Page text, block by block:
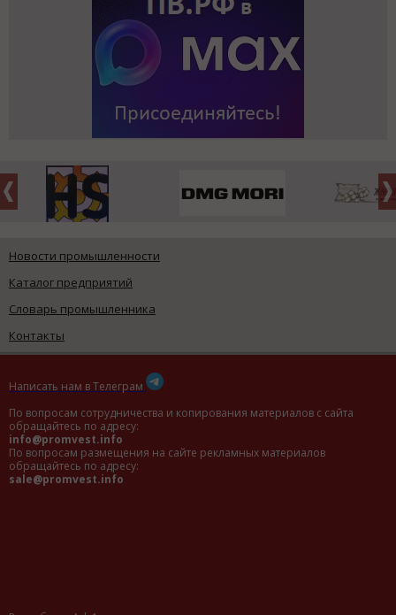
Новости промышленности
Каталог предприятий
Словарь промышленника
Контакты
Написать нам в Телеграм
По вопросам сотрудничества и копирования материалов с сайта
обращайтесь по адресу:
info@promvest.info
По вопросам размещения на сайте рекламных материалов
обращайтесь по адресу:
sale@promvest.info